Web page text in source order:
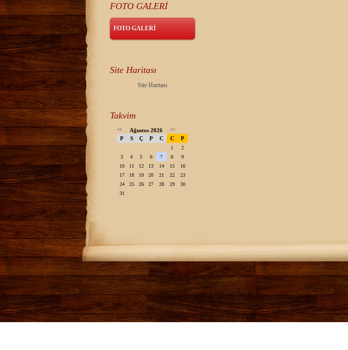
FOTO GALERİ
FOTO GALERİ
Site Haritası
Site Haritası
Takvim
<< Ağustos 2026 >>
P S Ç P C C P
1
2
3
4 5 6 7 8
9
10
11 12 13 14 15
16
17
18 19 20 21 22
23
24
25 26 27 28 29
30
31